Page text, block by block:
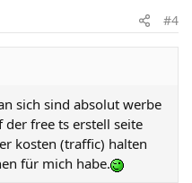
#4
sich sind absolut werbe
free ts erstell seite
kosten (traffic) halten
für mich habe.